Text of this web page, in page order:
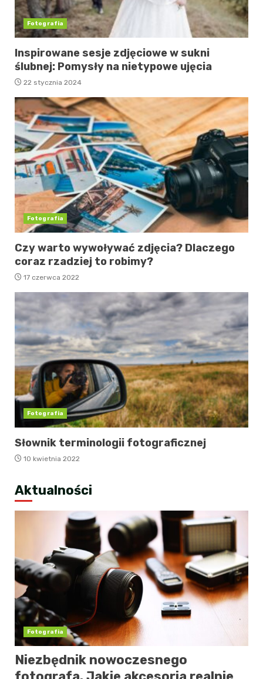
Fotografia
Inspirowane sesje zdjęciowe w sukni
ślubnej: Pomysły na nietypowe ujęcia
22 stycznia 2024
Fotografia
Czy warto wywoływać zdjęcia? Dlaczego
coraz rzadziej to robimy?
17 czerwca 2022
Fotografia
Słownik terminologii fotograficznej
10 kwietnia 2022
Aktualności
Fotografia
Niezbędnik nowoczesnego